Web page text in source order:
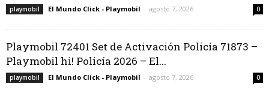
playmobil El Mundo Click - Playmobil - agosto 7, 2026 0
Playmobil 72401 Set de Activación Policía 71873 –
Playmobil hi! Policía 2026 – El...
playmobil El Mundo Click - Playmobil - agosto 7, 2026 0